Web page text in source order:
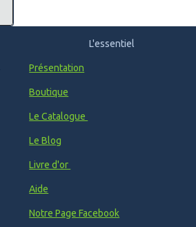
L'essentiel
Présentation
Boutique
Le Catalogue
Le Blog
Livre d'or
Aide
Notre Page Facebook